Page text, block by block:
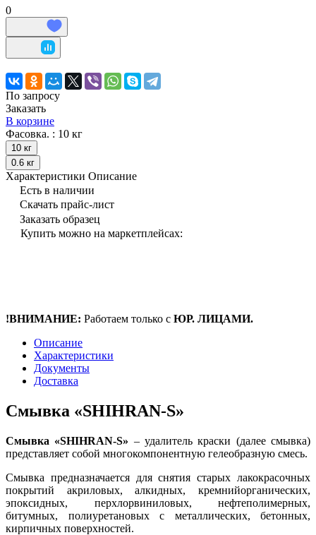
0
По запросу
Заказать
В корзине
Фасовка. : 10 кг
10 кг
0.6 кг
Характеристики Описание
Есть в наличии
Скачать прайс-лист
Заказать образец
Купить можно на маркетплейсах:
!ВНИМАНИЕ: Работаем только с ЮР. ЛИЦАМИ.
Описание
Характеристики
Документы
Доставка
Смывка «SHIHRAN-S»
Смывка «SHIHRAN-S» – удалитель краски (далее смывка)
представляет собой многокомпонентную гелеобразную смесь.
Смывка предназначается для снятия старых лакокрасочных
покрытий акриловых, алкидных, кремнийорганических,
эпоксидных, перхлорвиниловых, нефтеполимерных,
битумных, полиуретановых с металлических, бетонных,
кирпичных поверхностей.